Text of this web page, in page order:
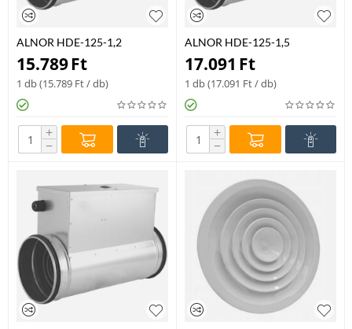
ALNOR HDE-125-1,2
elektromos fűtőkalorifer – 1,2
kW
15.789Ft
1 db (15.789 Ft/ db)
+
−
ALNOR HDE-125-1,5
elektromos fűtőkalorifer – 1,5
kW
17.091 Ft
1 db (17.091 Ft/ db)
+
−